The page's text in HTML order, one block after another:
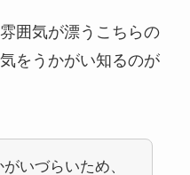
囲気が漂うこちらの
をうかがい知るのが
いづらいため、